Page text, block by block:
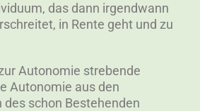
das dann irgendwann
in Rente geht und zu
Autonomie strebende
Autonomie aus den
schon Bestehenden